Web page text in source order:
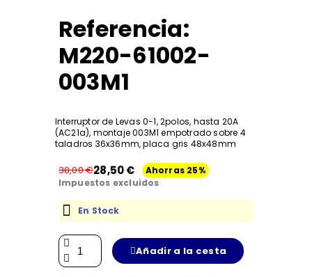
Referencia:
M220-61002-
003M1
Interruptor de Levas 0-1, 2polos, hasta 20A
(AC21a), montaje 003M1 empotrado sobre 4
taladros 36x36mm, placa gris 48x48mm
38,00 €28,50 €
Ahorras 25%
Impuestos excluidos
En Stock
Añadir a la cesta